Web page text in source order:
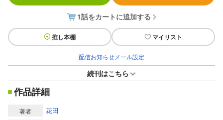
1話をカートに追加する
推し本棚 マイリスト
配信お知らせメール設定
続刊はこちら
作品詳細
著者 花田